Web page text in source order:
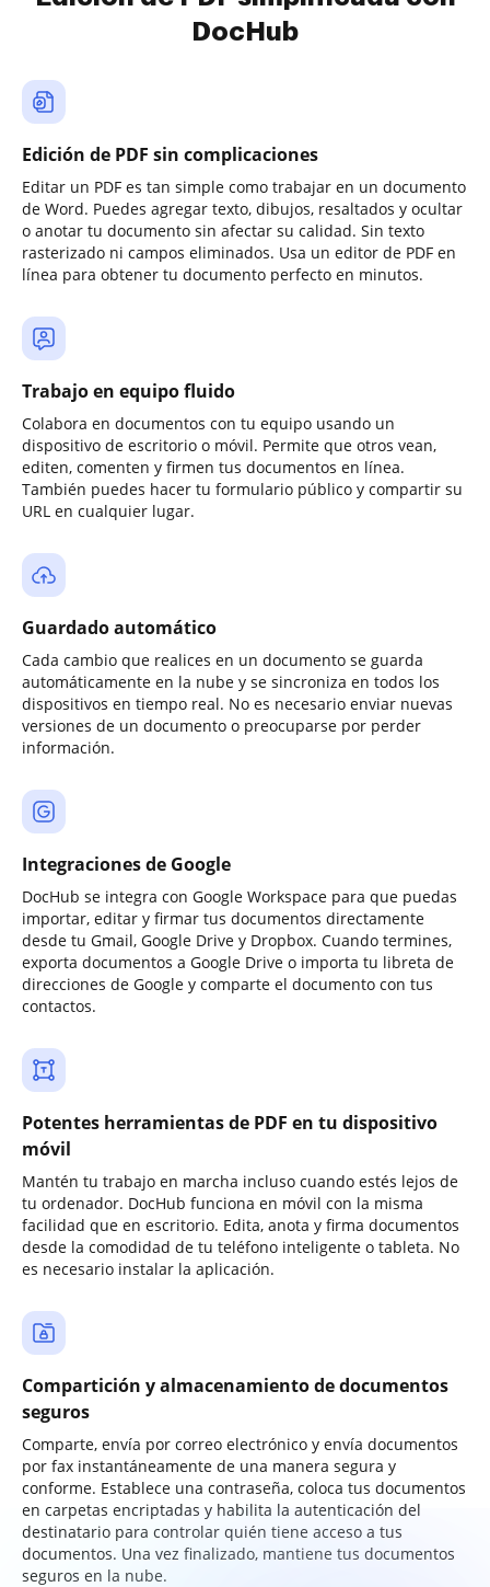
DocHub
Edición de PDF sin complicaciones
Editar un PDF es tan simple como trabajar en un documento
de Word. Puedes agregar texto, dibujos, resaltados y ocultar
o anotar tu documento sin afectar su calidad. Sin texto
rasterizado ni campos eliminados. Usa un editor de PDF en
línea para obtener tu documento perfecto en minutos.
Trabajo en equipo fluido
Colabora en documentos con tu equipo usando un
dispositivo de escritorio o móvil. Permite que otros vean,
editen, comenten y firmen tus documentos en línea.
También puedes hacer tu formulario público y compartir su
URL en cualquier lugar.
Guardado automático
Cada cambio que realices en un documento se guarda
automáticamente en la nube y se sincroniza en todos los
dispositivos en tiempo real. No es necesario enviar nuevas
versiones de un documento o preocuparse por perder
información.
Integraciones de Google
DocHub se integra con Google Workspace para que puedas
importar, editar y firmar tus documentos directamente
desde tu Gmail, Google Drive y Dropbox. Cuando termines,
exporta documentos a Google Drive o importa tu libreta de
direcciones de Google y comparte el documento con tus
contactos.
Potentes herramientas de PDF en tu dispositivo
móvil
Mantén tu trabajo en marcha incluso cuando estés lejos de
tu ordenador. DocHub funciona en móvil con la misma
facilidad que en escritorio. Edita, anota y firma documentos
desde la comodidad de tu teléfono inteligente o tableta. No
es necesario instalar la aplicación.
Compartición y almacenamiento de documentos
seguros
Comparte, envía por correo electrónico y envía documentos
por fax instantáneamente de una manera segura y
conforme. Establece una contraseña, coloca tus documentos
en carpetas encriptadas y habilita la autenticación del
destinatario para controlar quién tiene acceso a tus
documentos. Una vez finalizado, mantiene tus documentos
seguros en la nube.